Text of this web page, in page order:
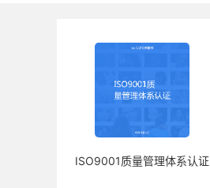
ISO9001质量管理体系认证